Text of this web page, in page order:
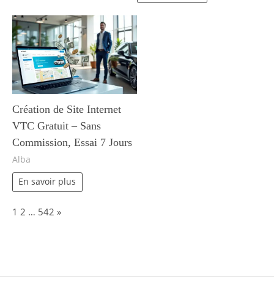
Création de Site Internet
VTC Gratuit – Sans
Commission, Essai 7 Jours
Alba
En savoir plus
Page:
1 2 … 542 Next
»